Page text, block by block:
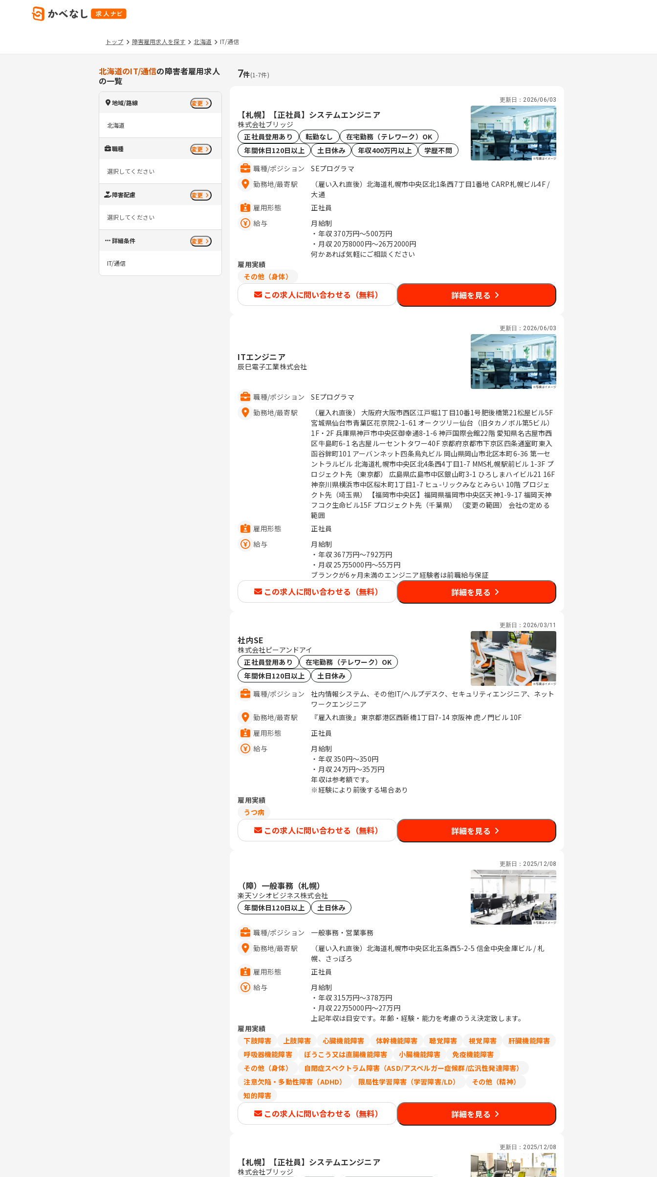
トップ 障害雇用求人を探す 北海道 IT/通信
北海道のIT/通信の障害者雇用求人
の一覧
地域/路線 変更
北海道
職種 変更
選択してください
障害配慮 変更
選択してください
詳細条件 変更
IT/通信
7件(1-7件)
更新日： 2026/06/03
【札幌】【正社員】システムエンジニア
株式会社ブリッジ
正社員登用あり
転勤なし
在宅勤務（テレワーク）OK
年間休日120日以上
土日休み 年収400万円以上
学歴不問
職種/ポジション
SEプログラマ
勤務地/最寄駅
（雇い入れ直後）北海道札幌市中央区北1条西7丁目1番地 CARP札幌ビル4F /
大通
雇用形態
正社員
給与
月給制
・年収 370万円〜500万円
・月収 20万8000円〜26万2000円
何かあれば気軽にご相談ください
雇用実績
その他（身体）
この求人に問い合わせる（無料） 詳細を見る
更新日： 2026/06/03
ITエンジニア
辰巳電子工業株式会社
職種/ポジション
SEプログラマ
勤務地/最寄駅
（雇入れ直後） 大阪府大阪市西区江戸堀1丁目10番1号肥後橋第21松屋ビル5F
宮城県仙台市青葉区花京院2-1-61 オークツリー仙台（旧タカノボル第5ビル）
1F・2F 兵庫県神戸市中央区御幸通8-1-6 神戸国際会館22階 愛知県名古屋市西
区牛島町6-1 名古屋ルーセントタワー40F 京都府京都市下京区四条通室町東入
函谷鉾町101 アーバンネット四条烏丸ビル 岡山県岡山市北区本町6-36 第一セ
ントラルビル 北海道札幌市中央区北4条西4丁目1-7 MMS札幌駅前ビル 1-3F プ
ロジェクト先（東京都） 広島県広島市中区銀山町3-1 ひろしまハイビル21 16F
神奈川県横浜市中区桜木町1丁目1-7 ヒュ-リックみなとみらい 10階 プロジェ
クト先（埼玉県） 【福岡市中央区】福岡県福岡市中央区天神1-9-17 福岡天神
フコク生命ビル15F プロジェクト先（千葉県） （変更の範囲） 会社の定める
範囲
雇用形態
正社員
給与
月給制
・年収 367万円〜792万円
・月収 25万5000円〜55万円
ブランクが6ヶ月未満のエンジニア経験者は前職給与保証
この求人に問い合わせる（無料） 詳細を見る
更新日： 2026/03/11
社内SE
株式会社ピーアンドアイ
正社員登用あり
在宅勤務（テレワーク）OK
年間休日120日以上
土日休み
職種/ポジション
社内情報システム、その他IT/ヘルプデスク、セキュリティエンジニア、ネット
ワークエンジニア
勤務地/最寄駅
『雇入れ直後』 東京都港区西新橋1丁目7-14 京阪神 虎ノ門ビル 10F
雇用形態
正社員
給与
月給制
・年収 350円〜350円
・月収 24万円〜35万円
年収は参考額です。
※経験により前後する場合あり
雇用実績
うつ病
この求人に問い合わせる（無料） 詳細を見る
更新日： 2025/12/08
（障）一般事務（札幌）
楽天ソシオビジネス株式会社
年間休日120日以上
土日休み
職種/ポジション
一般事務・営業事務
勤務地/最寄駅
（雇い入れ直後）北海道札幌市中央区北五条西5-2-5 信金中央金庫ビル / 札
幌、さっぽろ
雇用形態
正社員
給与
月給制
・年収 315万円〜378万円
・月収 22万5000円〜27万円
上記年収は目安です。年齢・経験・能力を考慮のうえ決定致します。
雇用実績
下肢障害
上肢障害 心臓機能障害 体幹機能障害 聴覚障害 視覚障害
肝臓機能障害
呼吸器機能障害
ぼうこう又は直腸機能障害 小腸機能障害
免疫機能障害
その他（身体）
自閉症スペクトラム障害（ASD/アスペルガー症候群/広汎性発達障害）
注意欠陥・多動性障害（ADHD）
限局性学習障害（学習障害/LD）
その他（精神）
知的障害
この求人に問い合わせる（無料） 詳細を見る
更新日： 2025/12/08
【札幌】【正社員】システムエンジニア
株式会社ブリッジ